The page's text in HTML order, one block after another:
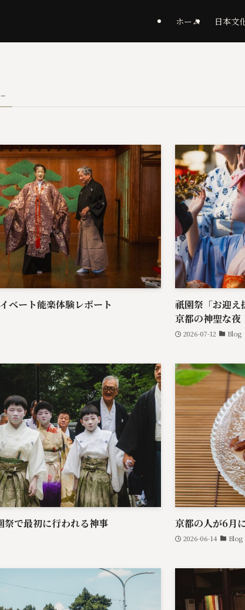
ホーム 日本文
ベート能楽体験レポート
祇園祭「お迎
京都の神聖な夜
2026-07-12 Blog
で最初に行われる神事 京都の人が6月
2026-06-14 Blog